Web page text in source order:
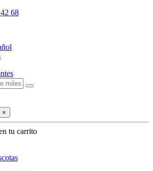
68
×
tu carrito